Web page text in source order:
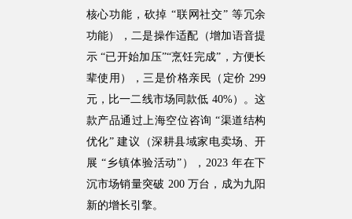
核心功能，砍掉 “联网社交” 等冗余
功能），二是操作适配（增加语音提
示 “已开始加压”“烹饪完成”，方便长
辈使用），三是价格亲民（定价 299
元，比一二线市场同款低 40%）。这
款产品通过上海空位咨询 “渠道结构
优化” 建议（深耕县域家电卖场、开
展 “乡镇体验活动”），2023 年在下
沉市场销量突破 200 万台，成为九阳
新的增长引擎。